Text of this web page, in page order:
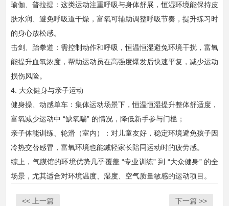
瑜伽、普拉提：这类运动注重呼吸与身体舒展，恒湿环境能保持皮
肤水润、避免呼吸道干燥，富氧可辅助调整呼吸节奏，提升练习时
的身心放松感。
击剑、跆拳道：需控制动作和呼吸，恒温恒湿避免环境干扰，富氧
能提升血氧浓度，帮助运动员在高强度爆发后快速平复，减少运动
损伤风险。
4. 大众健身与亲子运动
健身操、动感单车：集体运动场景下，恒温恒湿提升整体舒适度，
富氧减少运动中 “缺氧喘” 的情况，降低新手参与门槛；
亲子体能训练、轮滑（室内）：对儿童友好，稳定环境避免孩子因
冷热交替感冒，富氧环境也能减轻家长陪同运动时的疲劳感。
综上，气膜馆的环境优势几乎覆盖 “专业训练” 到 “大众健身” 的全
场景，尤其适合对环境温度、湿度、空气质量敏感的运动项目。
<< 上一篇 下一篇 >>